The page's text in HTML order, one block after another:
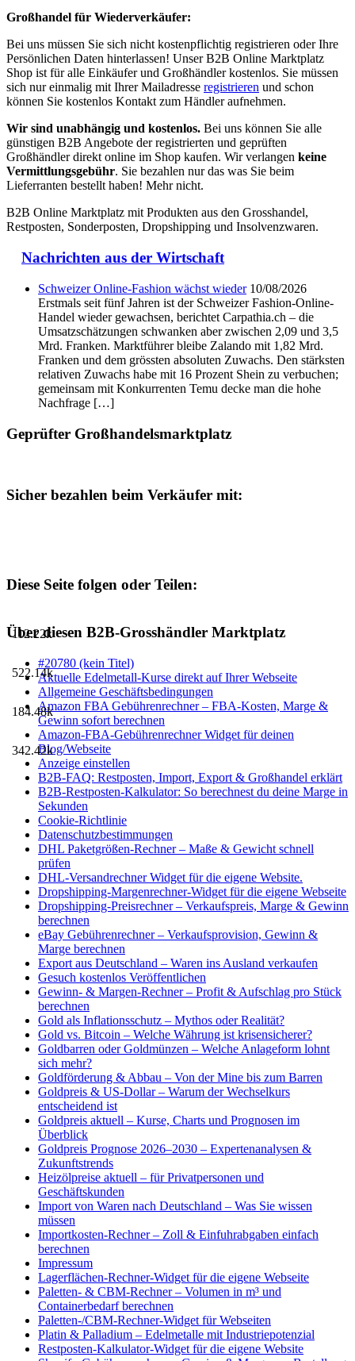
Großhandel für Wiederverkäufer:
Bei uns müssen Sie sich nicht kostenpflichtig registrieren oder Ihre
Persönlichen Daten hinterlassen! Unser B2B Online Marktplatz
Shop ist für alle Einkäufer und Großhändler kostenlos. Sie müssen
sich nur einmalig mit Ihrer Mailadresse registrieren und schon
können Sie kostenlos Kontakt zum Händler aufnehmen.
Wir sind unabhängig und kostenlos. Bei uns können Sie alle
günstigen B2B Angebote der registrierten und geprüften
Großhändler direkt online im Shop kaufen. Wir verlangen keine
Vermittlungsgebühr. Sie bezahlen nur das was Sie beim
Lieferranten bestellt haben! Mehr nicht.
B2B Online Marktplatz mit Produkten aus den Grosshandel,
Restposten, Sonderposten, Dropshipping und Insolvenzwaren.
Nachrichten aus der Wirtschaft
Schweizer Online-Fashion wächst wieder 10/08/2026
Erstmals seit fünf Jahren ist der Schweizer Fashion-Online-
Handel wieder gewachsen, berichtet Carpathia.ch – die
Umsatzschätzungen schwanken aber zwischen 2,09 und 3,5
Mrd. Franken. Marktführer bleibe Zalando mit 1,82 Mrd.
Franken und dem grössten absoluten Zuwachs. Den stärksten
relativen Zuwachs habe mit 16 Prozent Shein zu verbuchen;
gemeinsam mit Konkurrenten Temu decke man die hohe
Nachfrage […]
Geprüfter Großhandelsmarktplatz
Sicher bezahlen beim Verkäufer mit:
Diese Seite folgen oder Teilen:
112.22k
522.14k
184.48k
342.42k
Über diesen B2B-Grosshändler Marktplatz
#20780 (kein Titel)
Aktuelle Edelmetall-Kurse direkt auf Ihrer Webseite
Allgemeine Geschäftsbedingungen
Amazon FBA Gebührenrechner – FBA-Kosten, Marge &
Gewinn sofort berechnen
Amazon-FBA-Gebührenrechner Widget für deinen
Blog/Webseite
Anzeige einstellen
B2B-FAQ: Restposten, Import, Export & Großhandel erklärt
B2B-Restposten-Kalkulator: So berechnest du deine Marge in
Sekunden
Cookie-Richtlinie
Datenschutzbestimmungen
DHL Paketgrößen-Rechner – Maße & Gewicht schnell
prüfen
DHL-Versandrechner Widget für die eigene Website.
Dropshipping-Margenrechner-Widget für die eigene Webseite
Dropshipping-Preisrechner – Verkaufspreis, Marge & Gewinn
berechnen
eBay Gebührenrechner – Verkaufsprovision, Gewinn &
Marge berechnen
Export aus Deutschland – Waren ins Ausland verkaufen
Gesuch kostenlos Veröffentlichen
Gewinn- & Margen-Rechner – Profit & Aufschlag pro Stück
berechnen
Gold als Inflationsschutz – Mythos oder Realität?
Gold vs. Bitcoin – Welche Währung ist krisensicherer?
Goldbarren oder Goldmünzen – Welche Anlageform lohnt
sich mehr?
Goldförderung & Abbau – Von der Mine bis zum Barren
Goldpreis & US-Dollar – Warum der Wechselkurs
entscheidend ist
Goldpreis aktuell – Kurse, Charts und Prognosen im
Überblick
Goldpreis Prognose 2026–2030 – Expertenanalysen &
Zukunftstrends
Heizölpreise aktuell – für Privatpersonen und
Geschäftskunden
Import von Waren nach Deutschland – Was Sie wissen
müssen
Importkosten-Rechner – Zoll & Einfuhrabgaben einfach
berechnen
Impressum
Lagerflächen-Rechner-Widget für die eigene Webseite
Paletten- & CBM-Rechner – Volumen in m³ und
Containerbedarf berechnen
Paletten-/CBM-Rechner-Widget für Webseiten
Platin & Palladium – Edelmetalle mit Industriepotenzial
Restposten-Kalkulator-Widget für die eigene Website